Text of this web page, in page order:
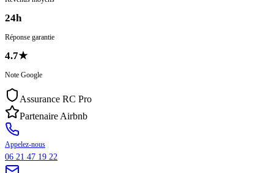
24h
Réponse garantie
4.7★
Note Google
Assurance RC Pro
Partenaire Airbnb
Appelez-nous
06 21 47 19 22